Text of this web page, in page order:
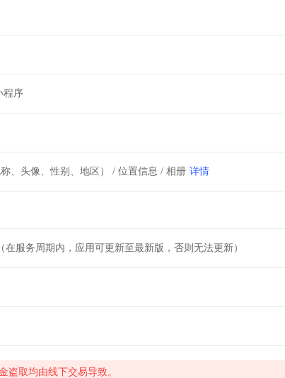
程序
、头像、性别、地区） / 位置信息 / 相册 详情
在服务周期内，应用可更新至最新版，否则无法更新）
盗取均由线下交易导致。